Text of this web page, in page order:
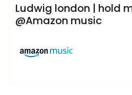
Ludwig london | hold
@Amazon music